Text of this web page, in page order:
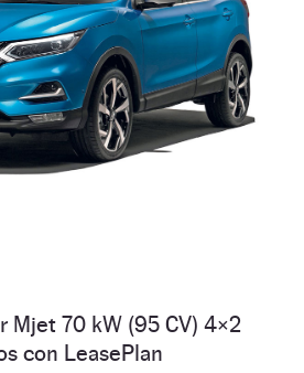
Mjet 70 kW (95 CV) 4×2
con LeasePlan